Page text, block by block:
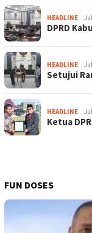
HEADLINE
DPRD
HEADLINE
Setujui
HEADLINE
Ketua
FUN DOSES